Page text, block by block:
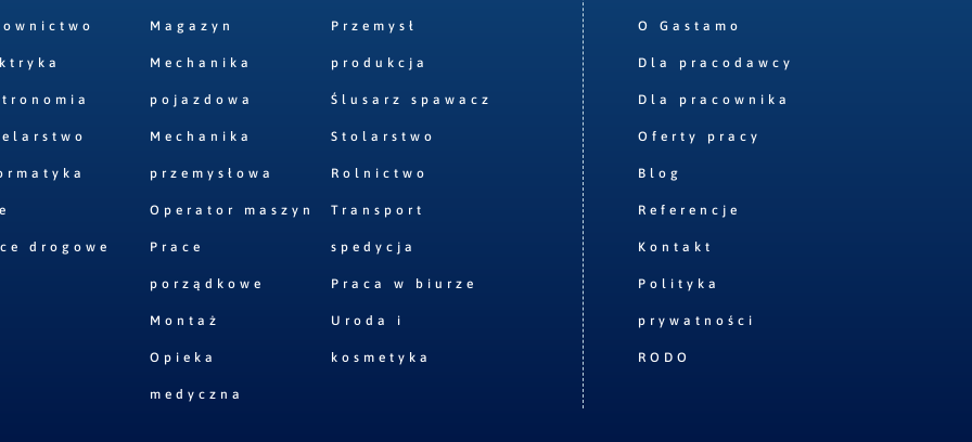
drogowe
Magazyn
Mechanika
pojazdowa
Mechanika
przemysłowa
Operator maszyn
Prace
porządkowe
Montaż
Opieka
medyczna
Przemysł
produkcja
Ślusarz spawacz
Stolarstwo
Rolnictwo
Transport
spedycja
Praca w biurze
Uroda i
kosmetyka
O Gastamo
Dla pracodawcy
Dla pracownika
Oferty pracy
Blog
Referencje
Kontakt
Polityka
prywatności
RODO